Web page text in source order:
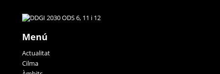
Menú
Actualitat
Cilma